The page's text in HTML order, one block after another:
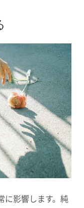
に影響します。純